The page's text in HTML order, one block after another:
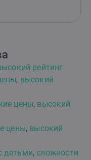
рейтинг
, высокий
цены, высокий
цены, высокий
детьми,сложности